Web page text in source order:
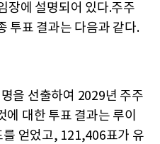
장에 설명되어 있다.주주
투표 결과는 다음과 같다.
을 선출하여 2029년 주주
대한 투표 결과는 루이
얻었고, 121,406표가 유